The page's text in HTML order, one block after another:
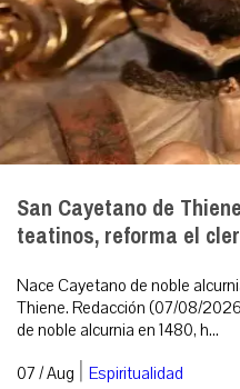
San Cayetano de
teatinos, reforma el
Nace Cayetano de noble
Thiene. Redacción (07/08/
de noble alcurnia en 1480, h...
07 / Aug | Espiritualidad